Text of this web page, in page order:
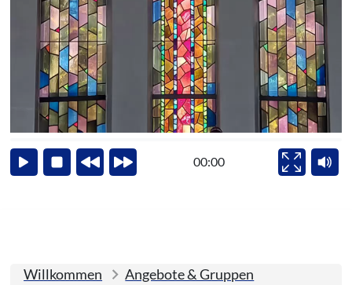
Video lädt
Start Stop ZurückVor
00:00
VollbildTon
Willkommen
Angebote & Gruppen